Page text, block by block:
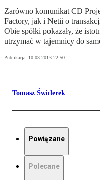
Zarówno komunikat CD
Factory, jak i Netii o
Obie spółki pokazały, że
utrzymać w tajemnicy do
Publikacja: 10.03.2013 22:50
Tomasz Świderek
Powiązane
Polecane